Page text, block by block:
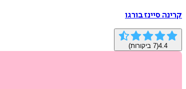
קרינה סיינז בורגו
4.4
(
7 ביקורות)